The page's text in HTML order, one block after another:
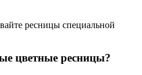
ресницы специальной
цветные ресницы?